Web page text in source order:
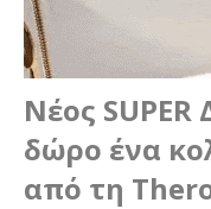
Νέος
δώρο ένα
από τη